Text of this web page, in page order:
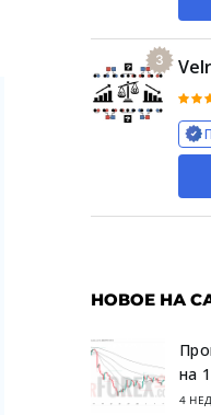
3
НОВОЕ НА
на
4